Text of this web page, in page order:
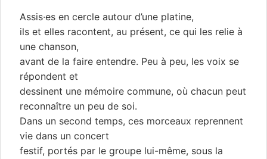
Assis·es en cercle autour d’une platine,
ils et elles racontent, au présent, ce qui les relie à
une chanson,
avant de la faire entendre. Peu à peu, les voix se
répondent et
dessinent une mémoire commune, où chacun peut
reconnaître un peu de soi.
Dans un second temps, ces morceaux reprennent
vie dans un concert
festif, portés par le groupe lui-même, sous la